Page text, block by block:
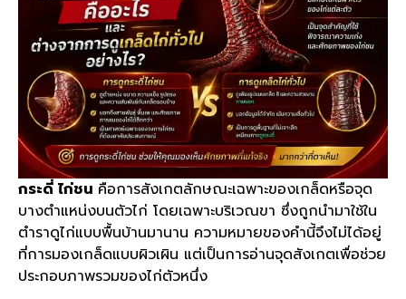
กระดี่ ไก่ชน คือการสังเกตลักษณะเฉพาะของเกล็ดหรือจุด
บางตำแหน่งบนตัวไก่ โดยเฉพาะบริเวณขา ซึ่งถูกนำมาใช้ใน
ตำราดูไก่แบบพื้นบ้านมานาน ความหมายของคำนี้จึงไม่ได้อยู่
ที่การมองเกล็ดแบบผิวเผิน แต่เป็นการอ่านจุดสังเกตเพื่อช่วย
ประกอบภาพรวมของไก่ตัวหนึ่ง